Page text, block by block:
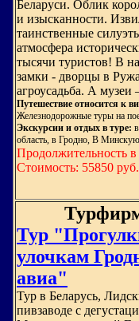
Беларуси. Облик
и изысканности.
таинственные
атмосфера
тысячи туристов! В
замки - дворцы в
агроусадьба. А музеи
Путешествие относится к
Железнодорожные туры на
Экскурсии и отдых в туре:
область, в Гродно, В
Продолжительность в
Стоимость: 55850 руб.
Тур
улочкам
авиа"
Тур в Беларусь,
пивзаводе с